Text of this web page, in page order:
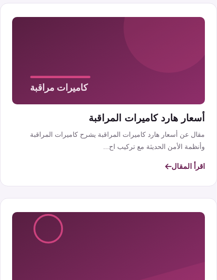
أسعار هارد كاميرات المراقبة
مقال عن أسعار هارد كاميرات المراقبة يشرح كاميرات المراقبة
وأنظمة الأمن الحديثة مع تركيب اح...
اقرأ المقال